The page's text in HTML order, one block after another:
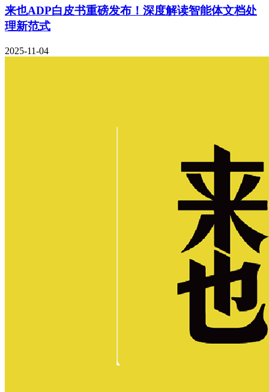
来也ADP白皮书重磅发布！深度解读智能体文档处
理新范式
2025-11-04